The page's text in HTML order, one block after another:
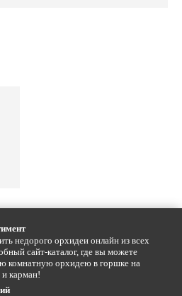
недорого орхидеи онлайн из всех
сайт-каталог, где вы можете
комнатную орхидею в горшке на
карман!